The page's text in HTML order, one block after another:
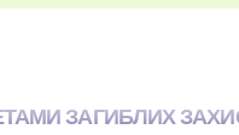
ЗАГИБЛИХ